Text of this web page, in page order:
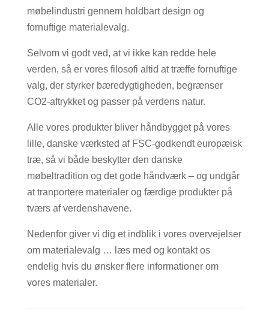
møbelindustri gennem holdbart design og
fornuftige materialevalg.
Selvom vi godt ved, at vi ikke kan redde hele
verden, så er vores filosofi altid at træffe fornuftige
valg, der styrker bæredygtigheden, begrænser
CO2-aftrykket og passer på verdens natur.
Alle vores produkter bliver håndbygget på vores
lille, danske værksted af FSC-godkendt europæisk
træ, så vi både beskytter den danske
møbeltradition og det gode håndværk – og undgår
at tranportere materialer og færdige produkter på
tværs af verdenshavene.
Nedenfor giver vi dig et indblik i vores overvejelser
om materialevalg … læs med og kontakt os
endelig hvis du ønsker flere informationer om
vores materialer.